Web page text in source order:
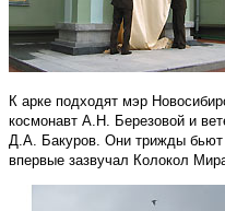
К арке подходят мэр
космонавт А.Н. Березовой и
Д.А. Бакуров. Они трижды
впервые зазвучал Колокол